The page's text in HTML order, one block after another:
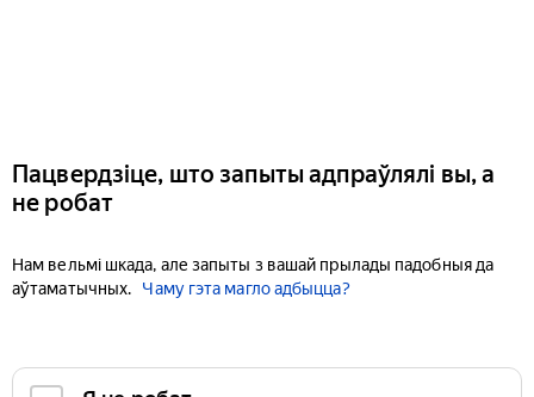
Пацвердзіце, што запыты адпраўлялі вы, а
не робат
Нам вельмі шкада, але запыты з вашай прылады падобныя да
аўтаматычных.
Чаму гэта магло адбыцца?